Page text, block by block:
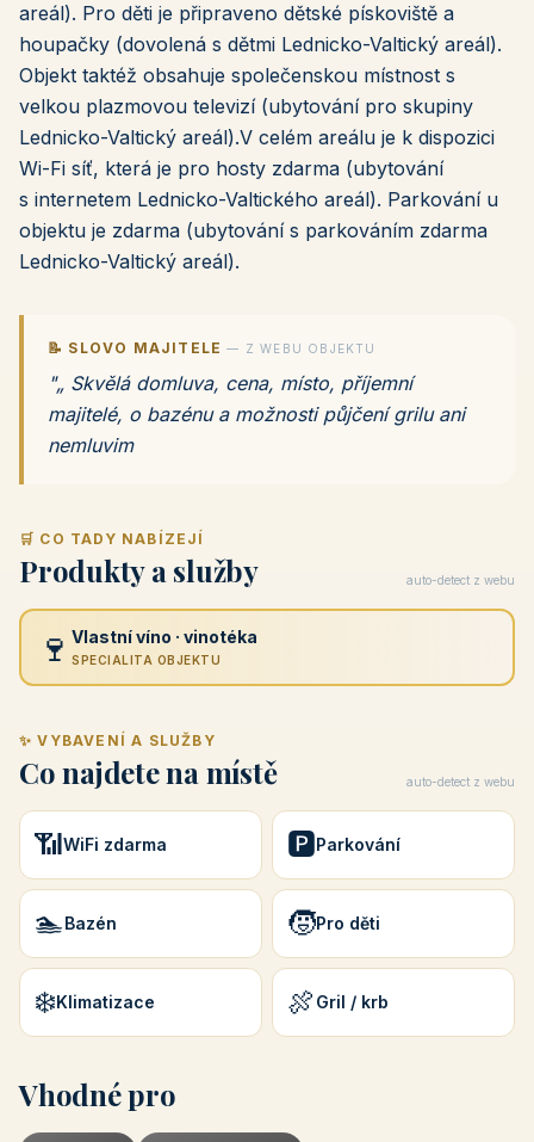
areál). Pro děti je připraveno dětské pískoviště a
houpačky (dovolená s dětmi Lednicko-Valtický areál).
Objekt taktéž obsahuje společenskou místnost s
velkou plazmovou televizí (ubytování pro skupiny
Lednicko-Valtický areál).V celém areálu je k dispozici
Wi-Fi síť, která je pro hosty zdarma (ubytování
s internetem Lednicko-Valtického areál). Parkování u
objektu je zdarma (ubytování s parkováním zdarma
Lednicko-Valtický areál).
📝 SLOVO MAJITELE— Z WEBU OBJEKTU
"„ Skvělá domluva, cena, místo, příjemní
majitelé, o bazénu a možnosti půjčení grilu ani
nemluvim
🛒 CO TADY NABÍZEJÍ
Produkty a služby auto-detect z webu
🍷 Vlastní víno · vinotéka
SPECIALITA OBJEKTU
✨ VYBAVENÍ A SLUŽBY
Co najdete na místě auto-detect z webu
📶WiFi zdarma 🅿️Parkování
🏊Bazén 🧒Pro děti
❄️Klimatizace 🍖 Gril / krb
Vhodné pro